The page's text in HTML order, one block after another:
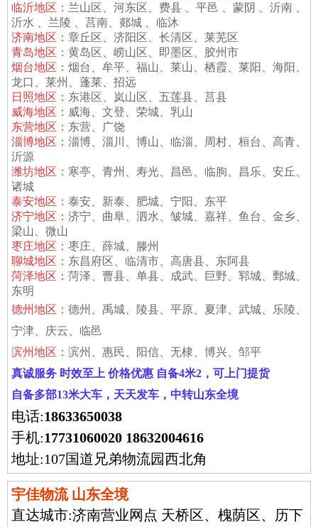
临沂地区： 兰山区、河东区、费县 、平邑 、蒙阴 、沂南 、
沂水 、兰陵 、莒南、郯城 、临沐
济南地区： 章丘区、济阳区、长清区、莱芜区
青岛地区： 黄岛区、崂山区、即墨区、胶州市
烟台地区： 烟台、牟平、福山、莱山、栖霞、莱阳、海阳、
龙口、莱州、蓬莱、招远
日照地区： 东港区、岚山区、五莲县、莒县
威海地区： 威海、文登、荣城、乳山
东营地区： 东营、广饶
淄博地区： 淄博、淄川、博山、临淄、周村、桓台、高青、
沂源
潍坊地区： 寒亭、青州、寿光、昌邑、临朐、昌乐、安丘、
诸城
泰安地区： 泰安、新泰、肥城、宁阳、东平
济宁地区： 济宁、曲阜、泗水、皱城、嘉祥、鱼台、金乡、
梁山、微山
枣庄地区： 枣庄、薛城、滕州
聊城地区： 东昌府区、临清市、高唐县、东阿县
菏泽地区： 菏泽、曹县、单县、成武、巨野、郓城、鄄城、
东明
德州地区： 德州、禹城、陵县、平原、夏津、武城、乐陵、
宁津、庆云、临邑
滨州地区： 滨州、惠民、阳信、无棣、博兴、邹平
真诚服务 时效至上 价格优惠 自备4米2，可上门提货
自备多部13米大车，天天发车，中转山东全境
电话:18633650038
手机:17731060020 18632004616
地址:107国道兄弟物流园西北角
宇佳物流 山东全境
直达城市:济南营业网点 天桥区、槐荫区、历下